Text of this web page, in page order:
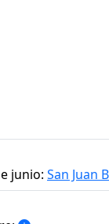
junio: San Juan